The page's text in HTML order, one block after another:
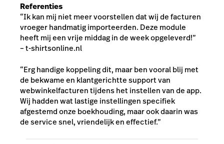
Referenties
“Ik kan mij niet meer voorstellen dat wij de facturen
vroeger handmatig importeerden. Deze module
heeft mij een vrije middag in de week opgeleverd!”
– t-shirtsonline.nl
“Erg handige koppeling dit, maar ben vooral blij met
de bekwame en klantgerichtte support van
webwinkelfacturen tijdens het instellen van de app.
Wij hadden wat lastige instellingen specifiek
afgestemd onze boekhouding, maar ook daarin was
de service snel, vriendelijk en effectief.”